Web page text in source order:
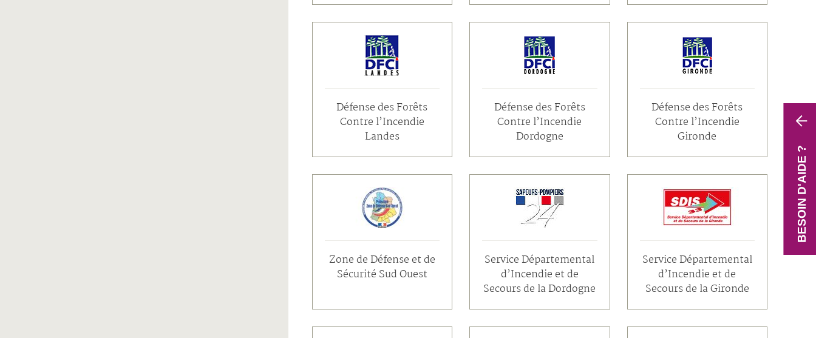
BESOIN D'AIDE ?
Défense des Forêts
Contre l’Incendie
Landes
Défense des Forêts
Contre l’Incendie
Dordogne
Défense des Forêts
Contre l’Incendie
Gironde
Zone de Défense et de
Sécurité Sud Ouest
Service Départemental
d’Incendie et de
Secours de la Dordogne
Service Départemental
d’Incendie et de
Secours de la Gironde